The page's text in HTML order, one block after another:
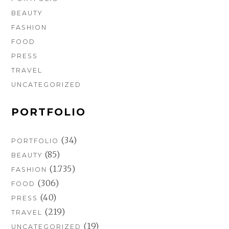
BEAUTY
FASHION
FOOD
PRESS
TRAVEL
UNCATEGORIZED
PORTFOLIO
PORTFOLIO (34)
BEAUTY (85)
FASHION (1.735)
FOOD (306)
PRESS (40)
TRAVEL (219)
UNCATEGORIZED (19)